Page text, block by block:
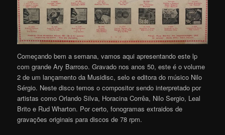
Começando bem a semana, vamos aqui apresentando este lp
com grande Ary Barroso. Gravado nos anos 50, este é o volume
2 de um lançamento da Musidisc, selo e editora do músico Nilo
Sérgio. Neste disco temos o compositor sendo interpretado por
artistas como Orlando Silva, Horacina Corrêa, Nilo Sergio, Leal
Brito e Rud Wharton. Por certo, fonogramas extraidos de
gravações originais para discos de 78 rpm.